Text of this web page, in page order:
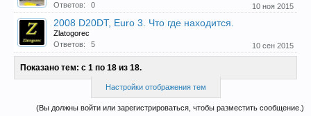
Ответов:
0 10 ноя 2015
2008 D20DT, Euro 3. Что где находится.
Zlatogorec
Ответов:
5 10 сен 2015
Показано тем: с 1 по 18 из 18.
Настройки отображения тем
(Вы должны войти или зарегистрироваться, чтобы разместить сообщение.)